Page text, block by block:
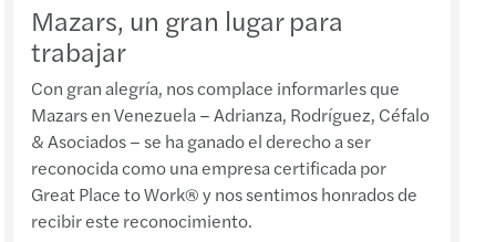
publica resultados de su plenaria de oct-2023
fiscal internacional
de los bienes gravados por el IGP
comentarios sobre el IGP
Mazars, un gran lugar para
trabajar
Con gran alegría, nos complace informarles que
Mazars en Venezuela – Adrianza, Rodríguez, Céfalo
& Asociados – se ha ganado el derecho a ser
reconocida como una empresa certificada por
Great Place to Work® y nos sentimos honrados de
recibir este reconocimiento.